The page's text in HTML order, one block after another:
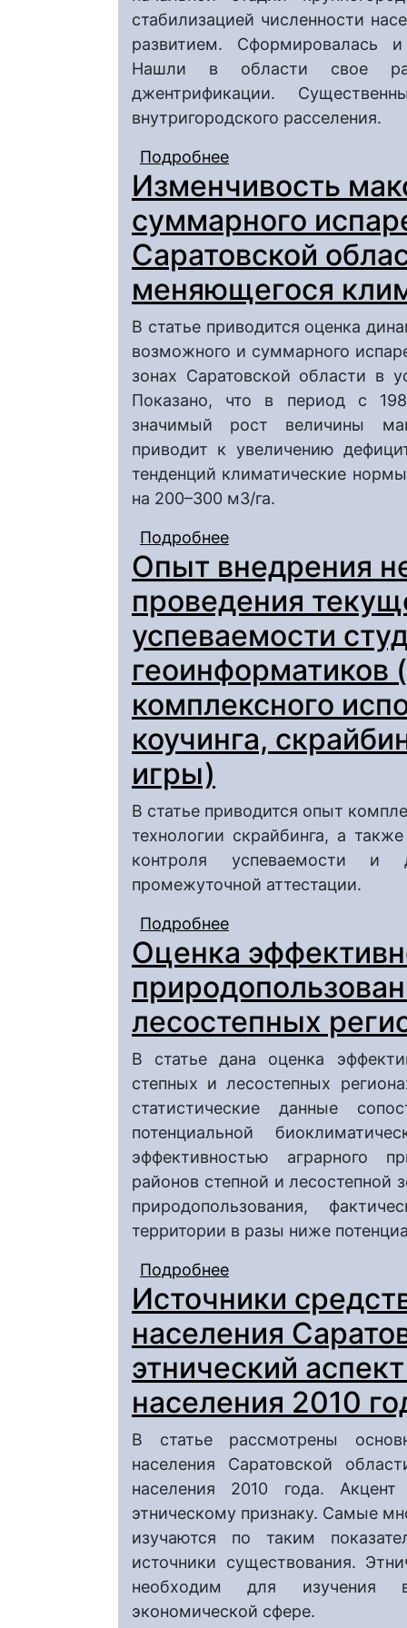
стабилизацией численности
развитием. Сформировалась и
Нашли в области свое
джентрификации.
внутригородского расселения.
Подробнее
Изменчивость
суммарного
Саратовской
меняющегося
В статье приводится оценка
возможного и суммарного
зонах Саратовской области в
Показано, что в период с
значимый рост величины
приводит к увеличению
тенденций климатические
на 200–300 м3/га.
Подробнее
испарения на
меняющегося
Опыт внедрения
проведения
успеваемости
геоинформатиков
комплексного
коучинга,
игры)
В статье приводится опыт
технологии скрайбинга, а
контроля успеваемости и
промежуточной аттестации.
Подробнее
контроля
комплексного
технологий и
Оценка
лесостепных
В статье дана оценка
степных и лесостепных
статистические данные
потенциальной
эффективностью аграрного
районов степной и лесостепной
природопользования,
территории в разы ниже
Подробнее
степных и
Источники
населения
этнический
населения 2010
В статье рассмотрены
населения Саратовской
населения 2010 года.
этническому признаку. Самые
изучаются по таким
источники существования.
необходим для изучения
экономической сфере.